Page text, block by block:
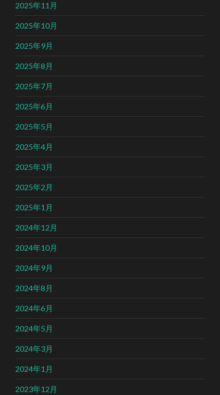
2025年11月
2025年10月
2025年9月
2025年8月
2025年7月
2025年6月
2025年5月
2025年4月
2025年3月
2025年2月
2025年1月
2024年12月
2024年10月
2024年9月
2024年8月
2024年6月
2024年5月
2024年3月
2024年1月
2023年12月